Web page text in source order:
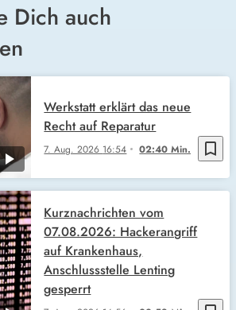
Dich auch
bookmark_border
7. Aug. 2026 16:54 02:40 Min.
Werkstatt erklärt das neue
Recht auf Reparatur
Kurznachrichten vom
07.08.2026: Hackerangriff
auf Krankenhaus,
Anschlussstelle Lenting
gesperrt